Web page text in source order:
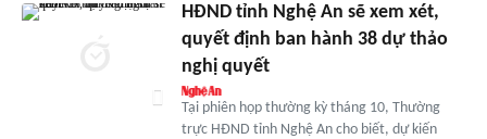
HĐND tỉnh Nghệ An sẽ xem xét,
quyết định ban hành 38 dự thảo
nghị quyết
Tại phiên họp thường kỳ tháng 10, Thường
trực HĐND tỉnh Nghệ An cho biết, dự kiến